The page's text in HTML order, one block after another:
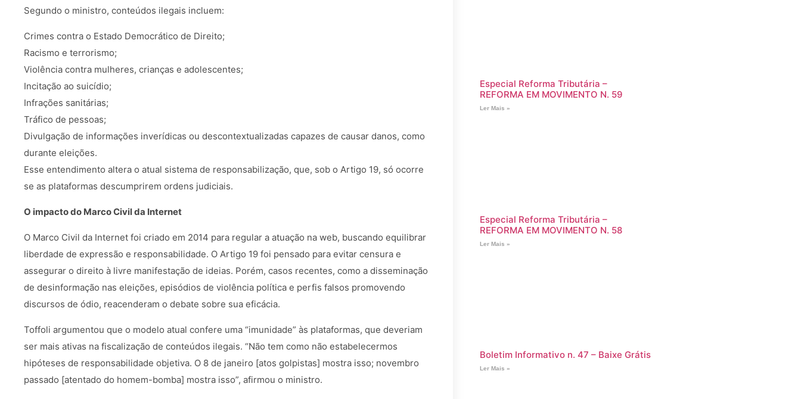
Segundo o ministro, conteúdos ilegais incluem:
Crimes contra o Estado Democrático de Direito;
Racismo e terrorismo;
Violência contra mulheres, crianças e adolescentes;
Incitação ao suicídio;
Infrações sanitárias;
Tráfico de pessoas;
Divulgação de informações inverídicas ou descontextualizadas capazes de causar danos, como
durante eleições.
Esse entendimento altera o atual sistema de responsabilização, que, sob o Artigo 19, só ocorre
se as plataformas descumprirem ordens judiciais.
O impacto do Marco Civil da Internet
O Marco Civil da Internet foi criado em 2014 para regular a atuação na web, buscando equilibrar
liberdade de expressão e responsabilidade. O Artigo 19 foi pensado para evitar censura e
assegurar o direito à livre manifestação de ideias. Porém, casos recentes, como a disseminação
de desinformação nas eleições, episódios de violência política e perfis falsos promovendo
discursos de ódio, reacenderam o debate sobre sua eficácia.
Toffoli argumentou que o modelo atual confere uma “imunidade” às plataformas, que deveriam
ser mais ativas na fiscalização de conteúdos ilegais. “Não tem como não estabelecermos
hipóteses de responsabilidade objetiva. O 8 de janeiro [atos golpistas] mostra isso; novembro
passado [atentado do homem-bomba] mostra isso”, afirmou o ministro.
Especial Reforma Tributária –
REFORMA EM MOVIMENTO N. 59
Ler Mais »
Especial Reforma Tributária –
REFORMA EM MOVIMENTO N. 58
Ler Mais »
Boletim Informativo n. 47 – Baixe Grátis
Ler Mais »